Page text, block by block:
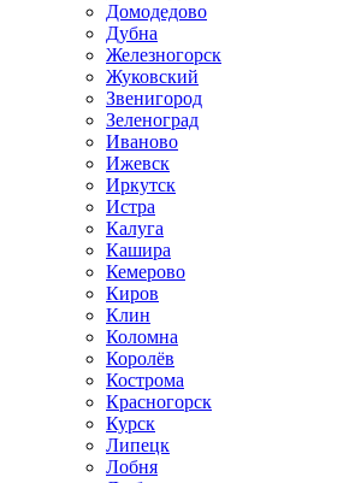
Домодедово
Дубна
Железногорск
Жуковский
Звенигород
Зеленоград
Иваново
Ижевск
Иркутск
Истра
Калуга
Кашира
Кемерово
Киров
Клин
Коломна
Королёв
Кострома
Красногорск
Курск
Липецк
Лобня